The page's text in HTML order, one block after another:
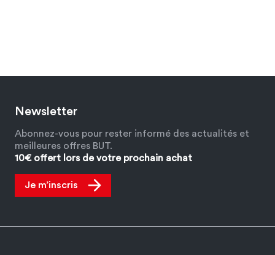
Newsletter
Abonnez-vous pour rester informé des actualités et
meilleures offres BUT.
10€ offert lors de votre prochain achat
Je m’inscris